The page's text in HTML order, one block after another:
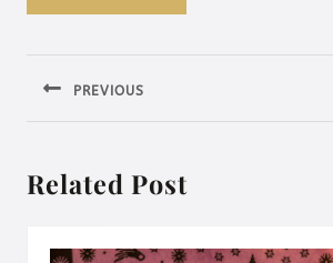
PREVIOUS
Previous Next
Related Post